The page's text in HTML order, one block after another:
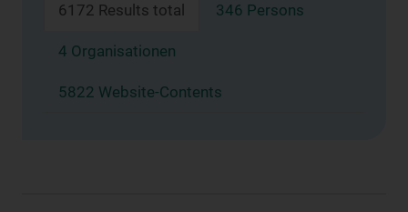
6172 Results total 346 Persons
4 Organisationen
5822 Website-Contents